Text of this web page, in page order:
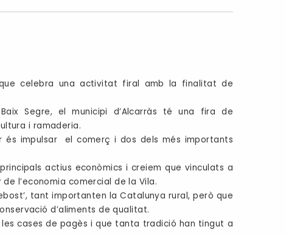
celebra una activitat firal amb la finalitat de
Segre, el municipi d’Alcarràs té una fira de
i ramaderia.
és impulsar el comerç i dos dels més importants
actius econòmics i creiem que vinculats a
l’economia comercial de la Vila.
tant importanten la Catalunya rural, però que
d’aliments de qualitat.
les cases de pagès i que tanta tradició han tingut a